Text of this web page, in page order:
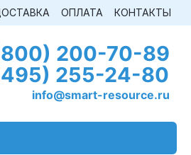
ОПЛАТА КОНТАКТЫ
200-70-89
255-24-80
info@smart-resource.ru